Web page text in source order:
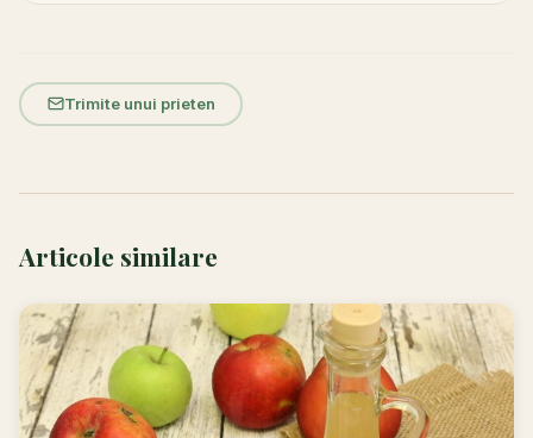
Trimite unui prieten
Articole similare